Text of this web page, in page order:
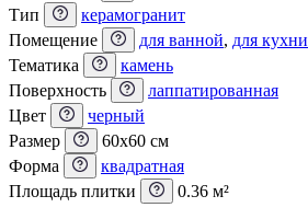
Тип
керамогранит
Помещение
для ванной, для кухни
Тематика
камень
Поверхность
лаппатированная
Цвет
черный
Размер
60x60 см
Форма
квадратная
Площадь плитки
0.36 м²